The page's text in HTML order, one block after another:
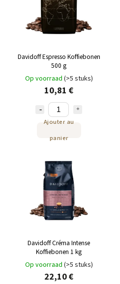
Davidoff Espresso Koffiebonen
500 g
Op voorraad (>5 stuks)
10,81 €
Ajouter au
panier
Davidoff Créma Intense
Koffiebonen 1 kg
Op voorraad (>5 stuks)
22,10 €